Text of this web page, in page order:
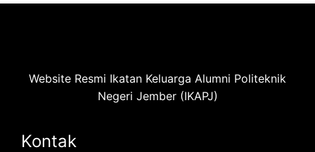
Website Resmi Ikatan Keluarga Alumni Politeknik
Negeri Jember (IKAPJ)
Kontak